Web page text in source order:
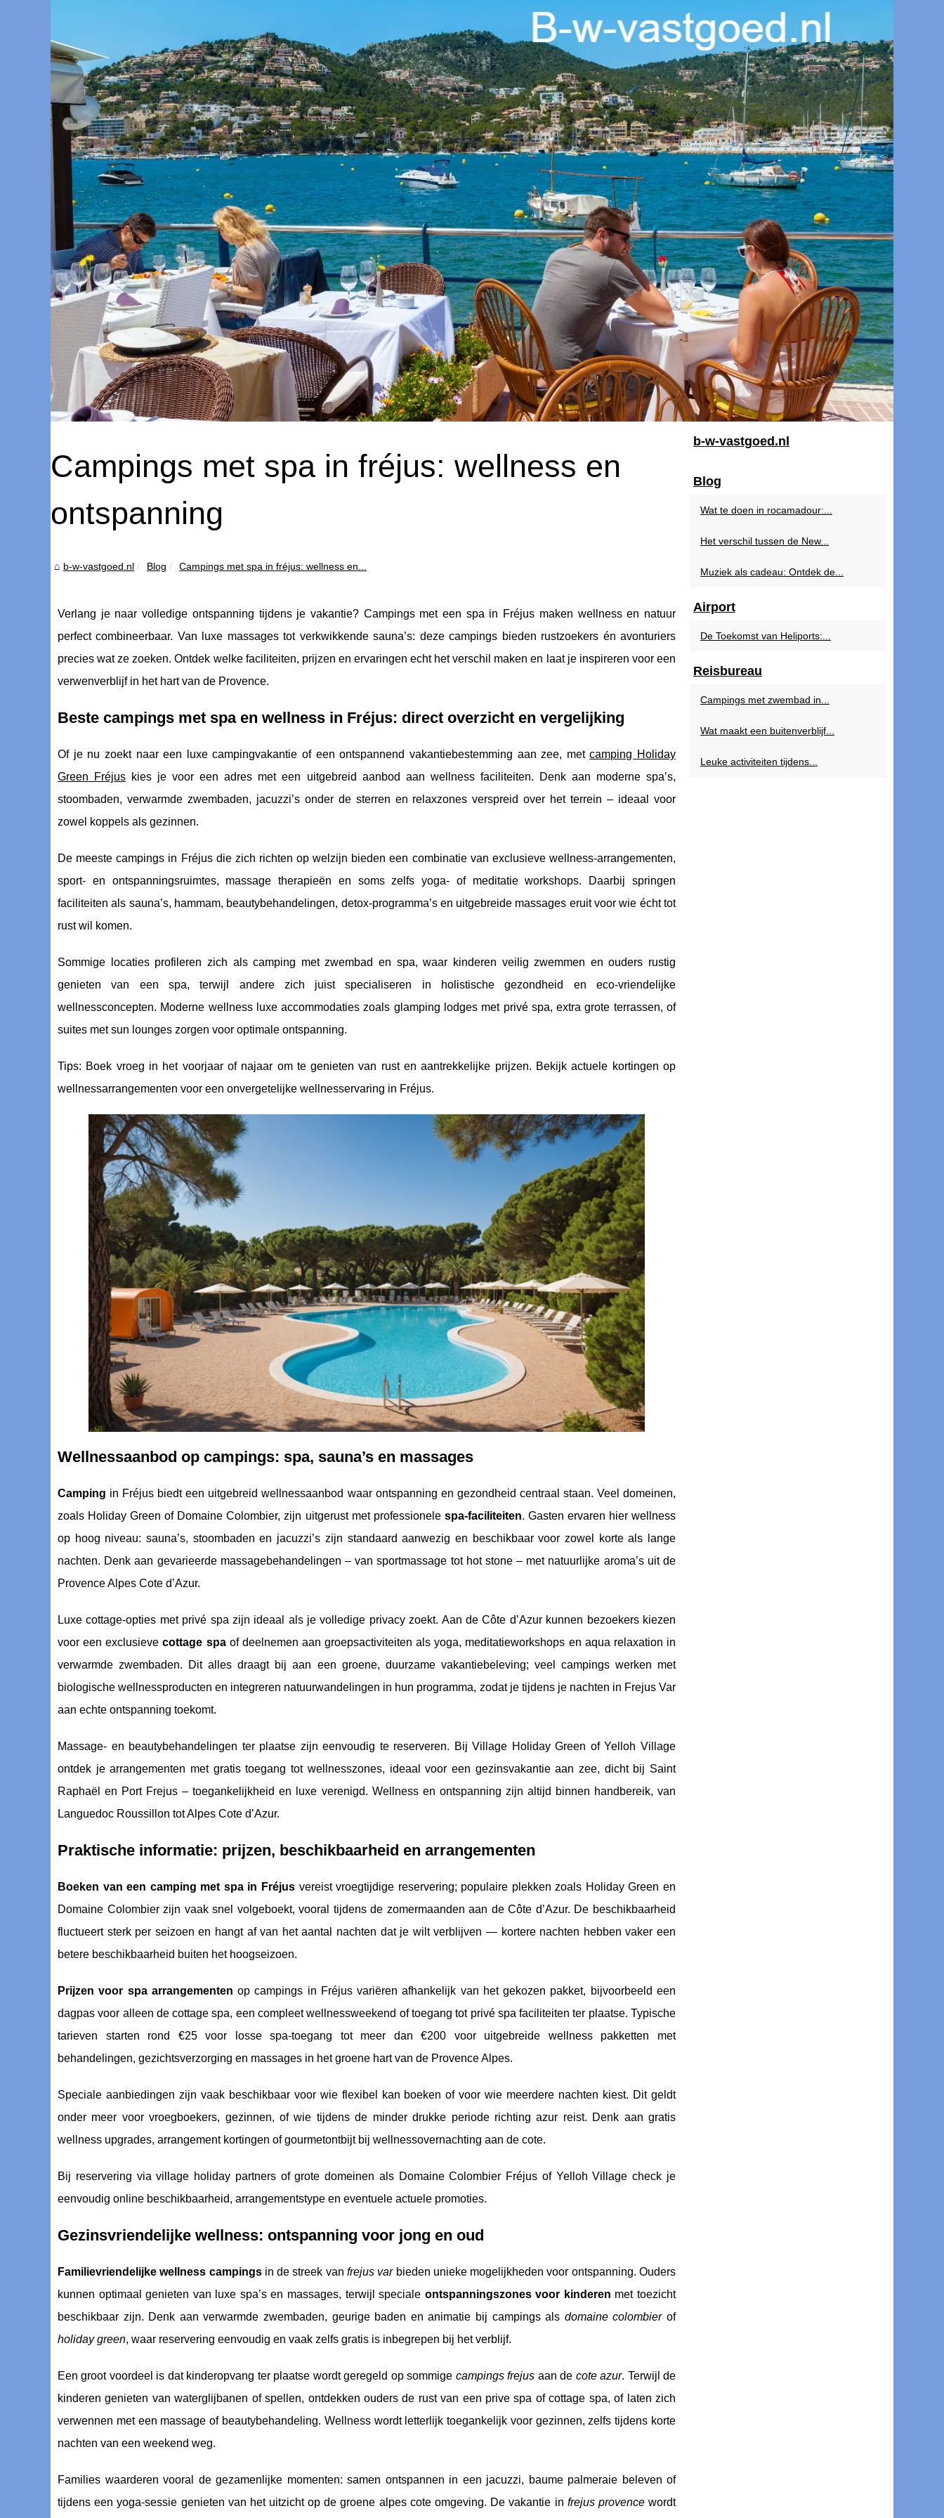
Campings met spa in fréjus: wellness en
ontspanning
b-w-vastgoed.nl Blog Campings met spa in fréjus: wellness en...
Verlang je naar volledige ontspanning tijdens je vakantie? Campings met een spa in Fréjus maken wellness en natuur
perfect combineerbaar. Van luxe massages tot verkwikkende sauna’s: deze campings bieden rustzoekers én avonturiers
precies wat ze zoeken. Ontdek welke faciliteiten, prijzen en ervaringen echt het verschil maken en laat je inspireren voor een
verwenverblijf in het hart van de Provence.
Beste campings met spa en wellness in Fréjus: direct overzicht en vergelijking
Of je nu zoekt naar een luxe campingvakantie of een ontspannend vakantiebestemming aan zee, metcamping Holiday
Green Fréjus kies je voor een adres met een uitgebreid aanbod aan wellness faciliteiten. Denk aan moderne spa’s,
stoombaden, verwarmde zwembaden, jacuzzi’s onder de sterren en relaxzones verspreid over het terrein – ideaal voor
zowel koppels als gezinnen.
De meeste campings in Fréjus die zich richten op welzijn bieden een combinatie van exclusieve wellness-arrangementen,
sport- en ontspanningsruimtes, massage therapieën en soms zelfs yoga- of meditatie workshops. Daarbij springen
faciliteiten als sauna’s, hammam, beautybehandelingen, detox-programma’s en uitgebreide massages eruit voor wie écht tot
rust wil komen.
Sommige locaties profileren zich als camping met zwembad en spa, waar kinderen veilig zwemmen en ouders rustig
genieten van een spa, terwijl andere zich juist specialiseren in holistische gezondheid en eco-vriendelijke
wellnessconcepten. Moderne wellness luxe accommodaties zoals glamping lodges met privé spa, extra grote terrassen, of
suites met sun lounges zorgen voor optimale ontspanning.
Tips: Boek vroeg in het voorjaar of najaar om te genieten van rust en aantrekkelijke prijzen. Bekijk actuele kortingen op
wellnessarrangementen voor een onvergetelijke wellnesservaring in Fréjus.
Wellnessaanbod op campings: spa, sauna’s en massages
Camping in Fréjus biedt een uitgebreid wellnessaanbod waar ontspanning en gezondheid centraal staan. Veel domeinen,
zoals Holiday Green of Domaine Colombier, zijn uitgerust met professionele spa-faciliteiten. Gasten ervaren hier wellness
op hoog niveau: sauna’s, stoombaden en jacuzzi’s zijn standaard aanwezig en beschikbaar voor zowel korte als lange
nachten. Denk aan gevarieerde massagebehandelingen – van sportmassage tot hot stone – met natuurlijke aroma’s uit de
Provence Alpes Cote d’Azur.
Luxe cottage-opties met privé spa zijn ideaal als je volledige privacy zoekt. Aan de Côte d’Azur kunnen bezoekers kiezen
voor een exclusievecottage spaof deelnemen aan groepsactiviteiten als yoga, meditatieworkshops en aqua relaxation in
verwarmde zwembaden. Dit alles draagt bij aan een groene, duurzame vakantiebeleving; veel campings werken met
biologische wellnessproducten en integreren natuurwandelingen in hun programma, zodat je tijdens je nachten in Frejus Var
aan echte ontspanning toekomt.
Massage- en beautybehandelingen ter plaatse zijn eenvoudig te reserveren. Bij Village Holiday Green of Yelloh Village
ontdek je arrangementen met gratis toegang tot wellnesszones, ideaal voor een gezinsvakantie aan zee, dicht bij Saint
Raphaël en Port Frejus – toegankelijkheid en luxe verenigd. Wellness en ontspanning zijn altijd binnen handbereik, van
Languedoc Roussillon tot Alpes Cote d’Azur.
Praktische informatie: prijzen, beschikbaarheid en arrangementen
Boeken van een camping met spa in Fréjusvereist vroegtijdige reservering; populaire plekken zoals Holiday Green en
Domaine Colombier zijn vaak snel volgeboekt, vooral tijdens de zomermaanden aan de Côte d’Azur. De beschikbaarheid
fluctueert sterk per seizoen en hangt af van het aantal nachten dat je wilt verblijven — kortere nachten hebben vaker een
betere beschikbaarheid buiten het hoogseizoen.
Prijzen voor spa arrangementen op campings in Fréjus variëren afhankelijk van het gekozen pakket, bijvoorbeeld een
dagpas voor alleen de cottage spa, een compleet wellnessweekend of toegang tot privé spa faciliteiten ter plaatse. Typische
tarieven starten rond €25 voor losse spa-toegang tot meer dan €200 voor uitgebreide wellness pakketten met
behandelingen, gezichtsverzorging en massages in het groene hart van de Provence Alpes.
Speciale aanbiedingen zijn vaak beschikbaar voor wie flexibel kan boeken of voor wie meerdere nachten kiest. Dit geldt
onder meer voor vroegboekers, gezinnen, of wie tijdens de minder drukke periode richting azur reist. Denk aan gratis
wellness upgrades, arrangement kortingen of gourmetontbijt bij wellnessovernachting aan de cote.
Bij reservering via village holiday partners of grote domeinen als Domaine Colombier Fréjus of Yelloh Village check je
eenvoudig online beschikbaarheid, arrangementstype en eventuele actuele promoties.
Gezinsvriendelijke wellness: ontspanning voor jong en oud
Familievriendelijke wellness campingsin de streek vanfrejus varbieden unieke mogelijkheden voor ontspanning. Ouders
kunnen optimaal genieten van luxe spa’s en massages, terwijl speciale ontspanningszones voor kinderen met toezicht
beschikbaar zijn. Denk aan verwarmde zwembaden, geurige baden en animatie bij campings als domaine colombierof
holiday green, waar reservering eenvoudig en vaak zelfs gratis is inbegrepen bij het verblijf.
Een groot voordeel is dat kinderopvang ter plaatse wordt geregeld op sommige campings frejus aan de cote azur. Terwijl de
kinderen genieten van waterglijbanen of spellen, ontdekken ouders de rust van een prive spa of cottage spa, of laten zich
verwennen met een massage of beautybehandeling. Wellness wordt letterlijk toegankelijk voor gezinnen, zelfs tijdens korte
nachten van een weekend weg.
Families waarderen vooral de gezamenlijke momenten: samen ontspannen in een jacuzzi, baume palmeraie beleven of
tijdens een yoga-sessie genieten van het uitzicht op de groene alpes cote omgeving. De vakantie in frejus provencewordt
b-w-vastgoed.nl
Blog
Wat te doen in rocamadour:...
Het verschil tussen de New...
Muziek als cadeau: Ontdek de...
Airport
De Toekomst van Heliports:...
Reisbureau
Campings met zwembad in...
Wat maakt een buitenverblijf...
Leuke activiteiten tijdens...